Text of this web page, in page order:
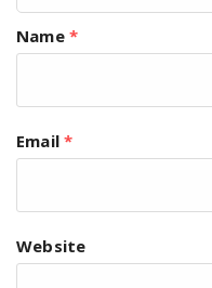
Name *
Email*
Website